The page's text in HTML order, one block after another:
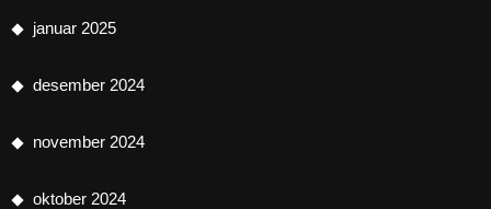
januar 2025
desember 2024
november 2024
oktober 2024